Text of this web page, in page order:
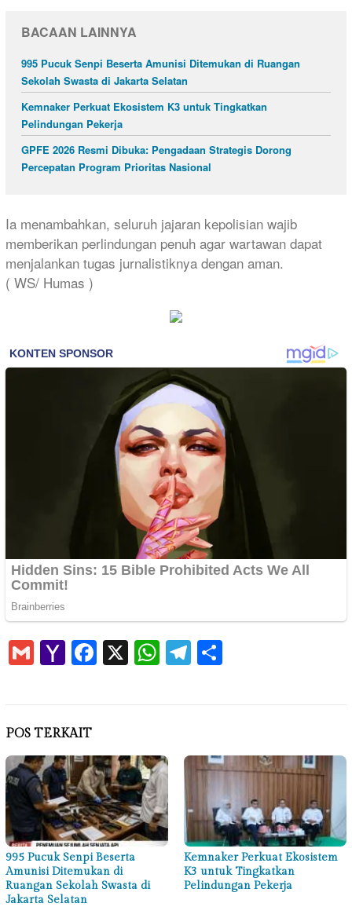
BACAAN LAINNYA
995 Pucuk Senpi Beserta Amunisi Ditemukan di Ruangan
Sekolah Swasta di Jakarta Selatan
Kemnaker Perkuat Ekosistem K3 untuk Tingkatkan
Pelindungan Pekerja
GPFE 2026 Resmi Dibuka: Pengadaan Strategis Dorong
Percepatan Program Prioritas Nasional
Ia menambahkan, seluruh jajaran kepolisian wajib
memberikan perlindungan penuh agar wartawan dapat
menjalankan tugas jurnalistiknya dengan aman.
( WS/ Humas )
GmailYahoo
Mail
Facebook
X WhatsApp
Telegram
POS TERKAIT
995 Pucuk Senpi Beserta
Amunisi Ditemukan di
Ruangan Sekolah Swasta di
Jakarta Selatan
Kemnaker Perkuat Ekosistem
K3 untuk Tingkatkan
Pelindungan Pekerja